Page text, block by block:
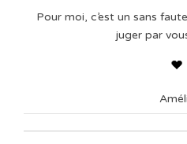
Pour moi, c’est un sans
juger par